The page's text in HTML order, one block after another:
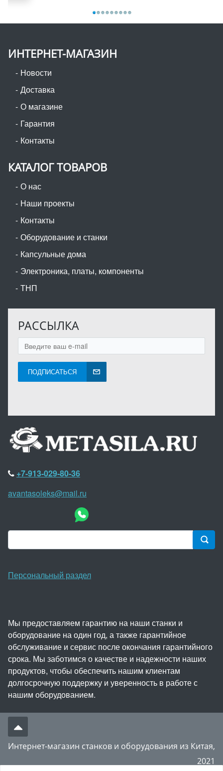
ИНТЕРНЕТ-МАГАЗИН
Новости
Доставка
О магазине
Гарантия
Контакты
КАТАЛОГ ТОВАРОВ
О нас
Наши проекты
Контакты
Оборудование и станки
Капсульные дома
Электроника, платы, компоненты
ТНП
РАССЫЛКА
ПОДПИСАТЬСЯ
+7-913-029-80-36
avantasoleks@mail.ru
Персональный раздел
Мы предоставляем гарантию на наши станки и
оборудование на один год, а также гарантийное
обслуживание и сервис после окончания гарантийного
срока. Мы заботимся о качестве и надежности наших
продуктов, чтобы обеспечить нашим клиентам
долгосрочную поддержку и уверенность в работе с
нашим оборудованием.
Интернет-магазин станков и оборудования из Китая,
2021